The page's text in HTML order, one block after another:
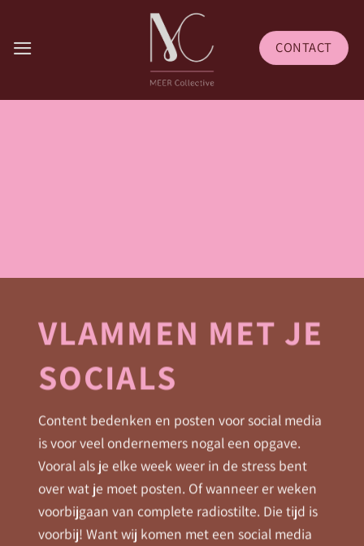
content
CONTACT
VLAMMEN MET JE
SOCIALS
Content bedenken en posten voor social media
is voor veel ondernemers nogal een opgave.
Vooral als je elke week weer in de stress bent
over wat je moet posten. Of wanneer er weken
voorbijgaan van complete radiostilte. Die tijd is
voorbij! Want wij komen met een social media